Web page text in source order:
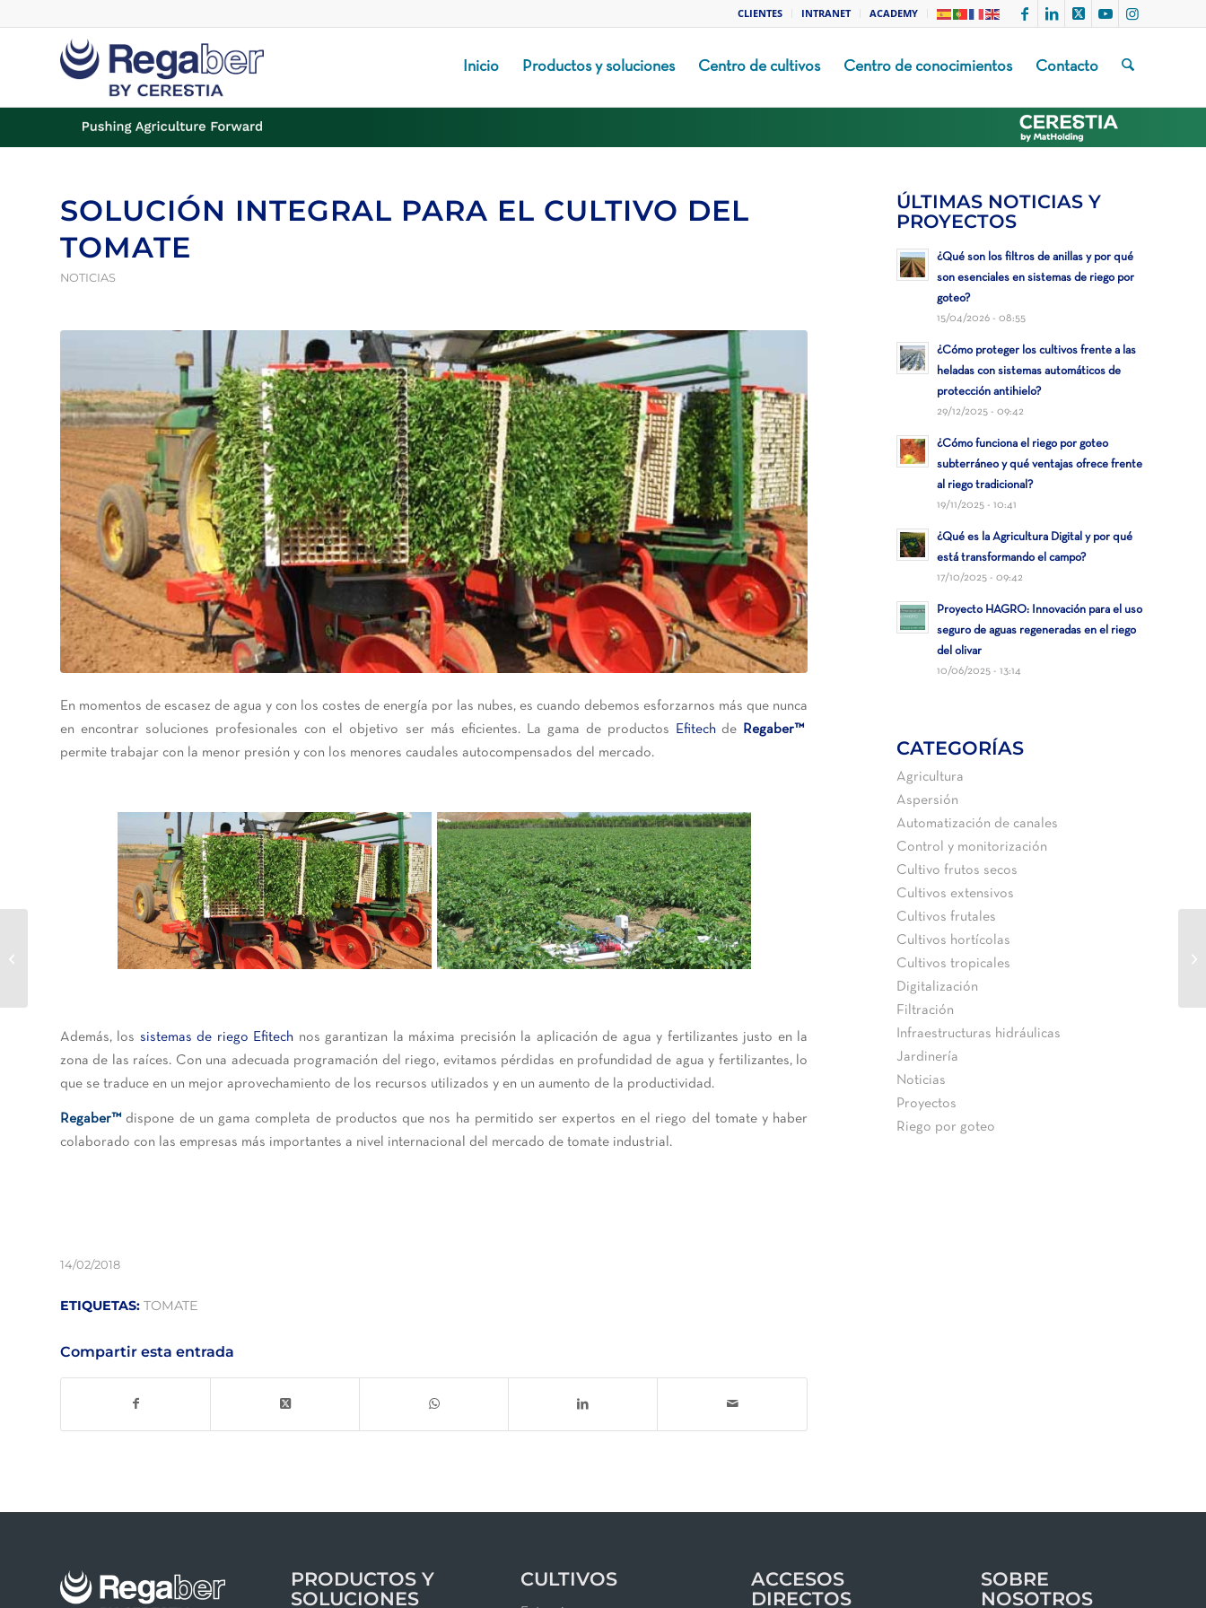
CLIENTES INTRANET ACADEMY
Inicio Productos y soluciones Centro de cultivos Centro de conocimientos Contacto
SOLUCIÓN INTEGRAL PARA EL CULTIVO DEL
TOMATE
NOTICIAS
En momentos de escasez de agua y con los costes de energía por las nubes, es cuando debemos esforzarnos más que nunca
en encontrar soluciones profesionales con el objetivo ser más eficientes. La gama de productos
Efitech de
Regaber™
permite trabajar con la menor presión y con los menores caudales autocompensados del mercado.
Además, los sistemas de riego Efitech nos garantizan la máxima precisión la aplicación de agua y fertilizantes justo en la
zona de las raíces. Con una adecuada programación del riego, evitamos pérdidas en profundidad de agua y fertilizantes, lo
que se traduce en un mejor aprovechamiento de los recursos utilizados y en un aumento de la productividad.
Regaber™ dispone de un gama completa de productos que nos ha permitido ser expertos en el riego del tomate y haber
colaborado con las empresas más importantes a nivel internacional del mercado de tomate industrial.
14/02/2018
ETIQUETAS: TOMATE
Compartir esta entrada
ÚLTIMAS NOTICIAS Y
PROYECTOS
¿Qué son los filtros de anillas y por qué
son esenciales en sistemas de riego por
goteo?
15/04/2026 - 08:55
¿Cómo proteger los cultivos frente a las
heladas con sistemas automáticos de
protección antihielo?
29/12/2025 - 09:42
¿Cómo funciona el riego por goteo
subterráneo y qué ventajas ofrece frente
al riego tradicional?
19/11/2025 - 10:41
¿Qué es la Agricultura Digital y por qué
está transformando el campo?
17/10/2025 - 09:42
Proyecto HAGRO: Innovación para el uso
seguro de aguas regeneradas en el riego
del olivar
10/06/2025 - 13:14
CATEGORÍAS
Agricultura
Aspersión
Automatización de canales
Control y monitorización
Cultivo frutos secos
Cultivos extensivos
Cultivos frutales
Cultivos hortícolas
Cultivos tropicales
Digitalización
Filtración
Infraestructuras hidráulicas
Jardinería
Noticias
Proyectos
Riego por goteo
PRODUCTOS Y
SOLUCIONES
CULTIVOS
ACCESOS
DIRECTOS
SOBRE
NOSOTROS
La modernización de
canales para una mayor
eficiencia en los sistemas